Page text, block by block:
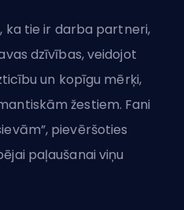
ka tie ir darba partneri,
dzīvības, veidojot
un kopīgu mērķi,
žestiem. Fani
pievēršoties
paļaušanai viņu